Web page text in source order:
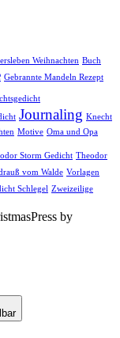
Weihnachten Buch
Gebrannte Mandeln Rezept
Journaling Knecht
Motive Oma und Opa
Storm Gedicht Theodor
vom Walde Vorlagen
Schlegel Zweizeilige
by